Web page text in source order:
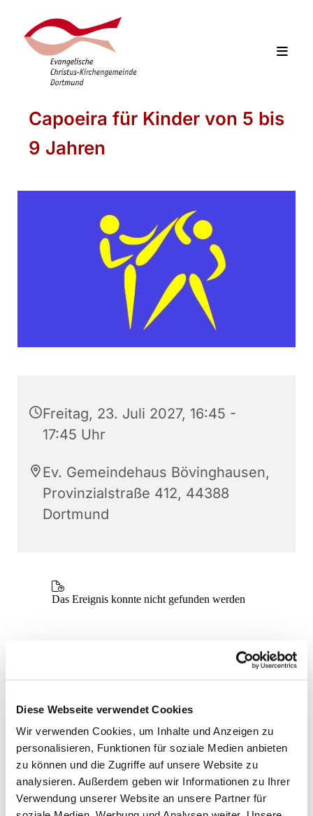
Diese Webseite verwendet Cookies
Wir verwenden Cookies, um Inhalte und Anzeigen zu
personalisieren, Funktionen für soziale Medien anbieten
zu können und die Zugriffe auf unsere Website zu
analysieren. Außerdem geben wir Informationen zu Ihrer
Verwendung unserer Website an unsere Partner für
Capoeira für Kinder von 5 bis
9 Jahren
Freitag, 23. Juli 2027, 16:45 -
17:45 Uhr
Ev. Gemeindehaus Bövinghausen,
Provinzialstraße 412, 44388
Dortmund